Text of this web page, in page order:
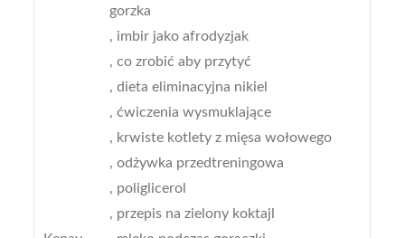
gorzka
, imbir jako afrodyzjak
, co zrobić aby przytyć
, dieta eliminacyjna nikiel
, ćwiczenia wysmuklające
, krwiste kotlety z mięsa wołowego
, odżywka przedtreningowa
, poliglicerol
, przepis na zielony koktajl